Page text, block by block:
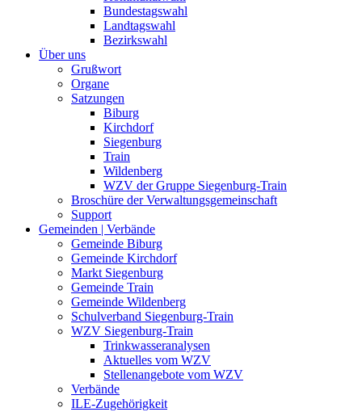
Bundestagswahl
Landtagswahl
Bezirkswahl
Über uns
Grußwort
Organe
Satzungen
Biburg
Kirchdorf
Siegenburg
Train
Wildenberg
WZV der Gruppe Siegenburg-Train
Broschüre der Verwaltungsgemeinschaft
Support
Gemeinden | Verbände
Gemeinde Biburg
Gemeinde Kirchdorf
Markt Siegenburg
Gemeinde Train
Gemeinde Wildenberg
Schulverband Siegenburg-Train
WZV Siegenburg-Train
Trinkwasseranalysen
Aktuelles vom WZV
Stellenangebote vom WZV
Verbände
ILE-Zugehörigkeit